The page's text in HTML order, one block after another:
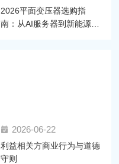
2026平面变压器选购指
南：从AI服务器到新能源汽
2026-06-22
利益相关方商业行为与道德
守则